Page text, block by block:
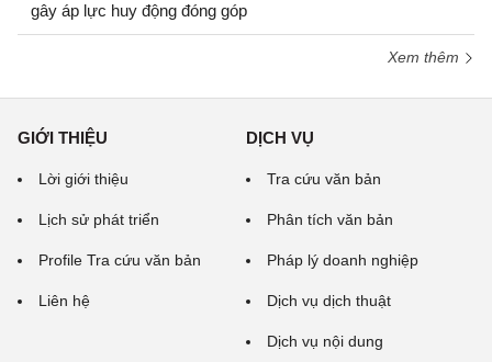
gây áp lực huy động đóng góp
Xem thêm
GIỚI THIỆU
Lời giới thiệu
Lịch sử phát triển
Profile Tra cứu văn bản
Liên hệ
DỊCH VỤ
Tra cứu văn bản
Phân tích văn bản
Pháp lý doanh nghiệp
Dịch vụ dịch thuật
Dịch vụ nội dung